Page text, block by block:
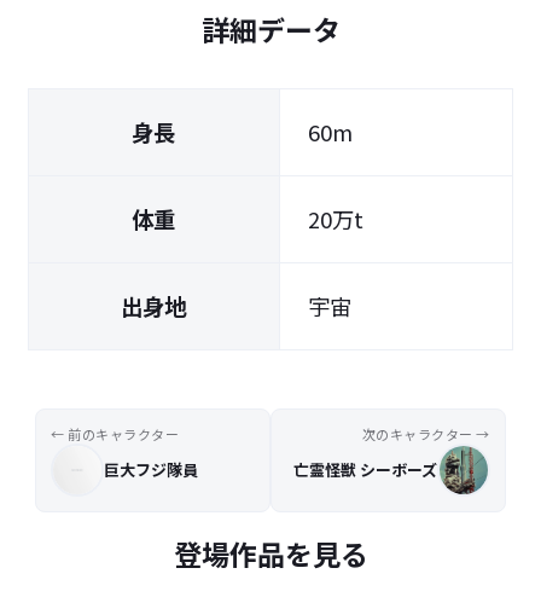
詳細データ
身長 60m
体重 20万t
出身地 宇宙
← 前のキャラクター
巨大フジ隊員
次のキャラクター →
亡霊怪獣 シーボーズ
登場作品を見る